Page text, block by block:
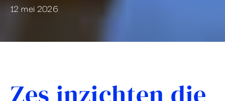
12 mei 2026
Zes inzichten die